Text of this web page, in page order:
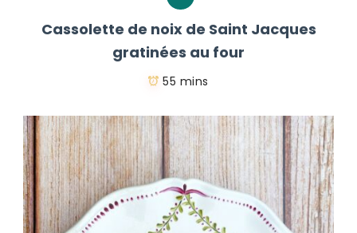
Cassolette de noix de Saint Jacques
gratinées au four
55 mins